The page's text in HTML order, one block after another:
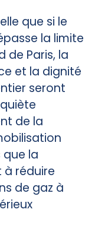
que si le
la limite
de Paris, la
et la dignité
seront
de la
la
réduire
de gaz à